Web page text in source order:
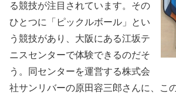
る競技が注目されています。その
ひとつに「ピックルボール」とい
う競技があり、大阪にある江坂テ
ニスセンターで体験できるのだそ
う。同センターを運営する株式会
社サンリバーの原田容三郎さんに、こ